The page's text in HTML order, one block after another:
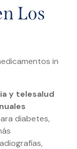
Los
in
y telesalud
diabetes,